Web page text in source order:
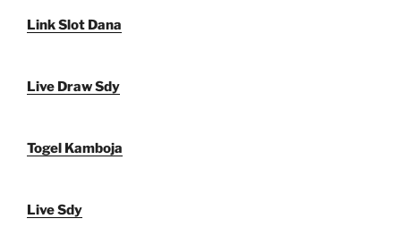
Link Slot Dana
Live Draw Sdy
Togel Kamboja
Live Sdy